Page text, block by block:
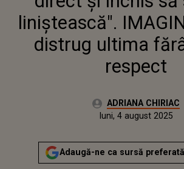
liniștească".
distrug ultima
respect
Autor:ADRIANA CHIRIAC
Actualizat:
luni, 4 august 2025
Adaugă-ne ca sursă